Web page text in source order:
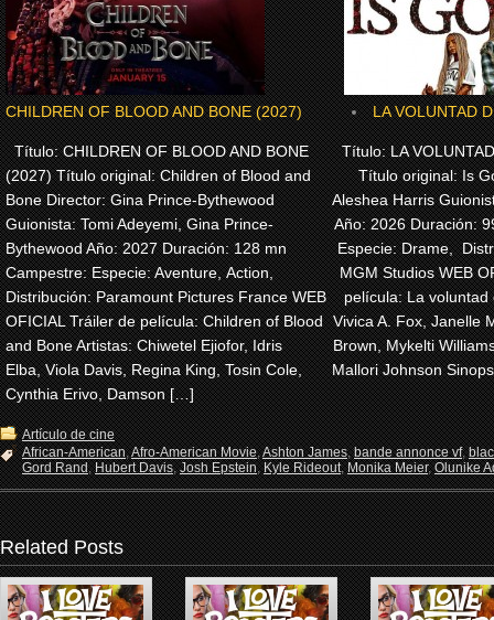
CHILDREN OF BLOOD AND BONE (2027)
Título: CHILDREN OF BLOOD AND BONE
(2027) Título original: Children of Blood and
Bone Director: Gina Prince-Bythewood
Guionista: Tomi Adeyemi, Gina Prince-
Bythewood Año: 2027 Duración: 128 mn
Campestre: Especie: Aventure, Action,
Distribución: Paramount Pictures France WEB
OFICIAL Tráiler de película: Children of Blood
and Bone Artistas: Chiwetel Ejiofor, Idris
Elba, Viola Davis, Regina King, Tosin Cole,
Cynthia Erivo, Damson […]
LA VOLUNTAD
Título: LA
Título original: Is
Aleshea Harris
Año: 2026 Duración:
Especie: Drame,
MGM Studios WEB
película: La voluntad
Vivica A. Fox, Janelle
Brown, Mykelti
Mallori Johnson
Artículo de cine
African-American,Afro-American Movie,Ashton James,bande annonce vf,
Gord Rand,Hubert Davis,Josh Epstein,Kyle Rideout,Monika Meier,Olunike
Related Posts